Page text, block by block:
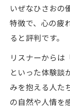
いぜなひさおの
特徴で、心の疲
ると評判です。
リスナーからは
といった体験談
みを抱える人た
の自然や人情を